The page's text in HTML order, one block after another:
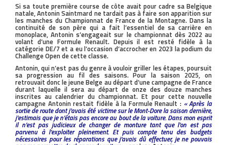
Si sa toute première course de côte avait pour cadre sa Belgique
natale, Antonin Saintmard ne tardait pas à faire son apparition sur
les manches du Championnat de France de la Montagne. Dans la
continuité de son père qui a fait l’essentiel de sa carrière en
monoplace, Antonin s’engageait sur le championnat dès 2022 au
volant d’une Formule Renault. Depuis il est resté fidèle à la
catégorie DE/7 et a eu l’occasion d’accrocher en 2023 la podium du
Challenge Open de cette classe.
Antonin, qui n’est pas du genre à vouloir griller les étapes, poursuit
sa progression au fil des saisons. Pour la saison 2025, on
retrouvait donc le jeune Belge au départ d’une campagne de France
durant laquelle il sera au départ de onze des douze manches
inscrites au calendrier du championnat. Et pour cette nouvelle
campagne Antonin restait fidèle à la Formule Renault : « Après la
sortie de route dont j’avais été victime sur le Mont-Dore la saison dernière,
j’estimais que je n’étais pas encore au bout de la voiture. Dans mon esprit
il n’est pas judicieux de changer de monture tant que l’on est pas
parvenu à l’exploiter pleinement. Et puis compte tenu des budgets
nécessaires pour les réparations que j’avais dû effectuer, je ne pouvais